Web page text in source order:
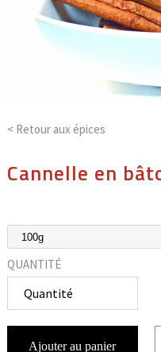
< Retour aux épices
Cannelle en
QUANTITÉ
Ajouter au panier